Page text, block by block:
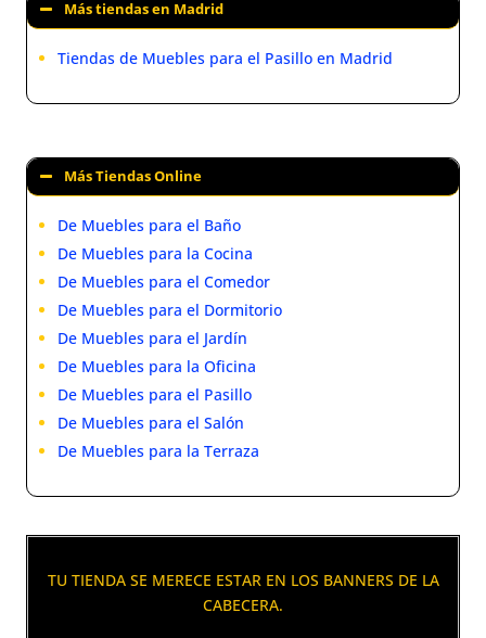
Más tiendas en Madrid
Tiendas de Muebles para el Pasillo en Madrid
Más Tiendas Online
De Muebles para el Baño
De Muebles para la Cocina
De Muebles para el Comedor
De Muebles para el Dormitorio
De Muebles para el Jardín
De Muebles para la Oficina
De Muebles para el Pasillo
De Muebles para el Salón
De Muebles para la Terraza
TU TIENDA SE MERECE ESTAR EN LOS BANNERS DE LA
CABECERA.